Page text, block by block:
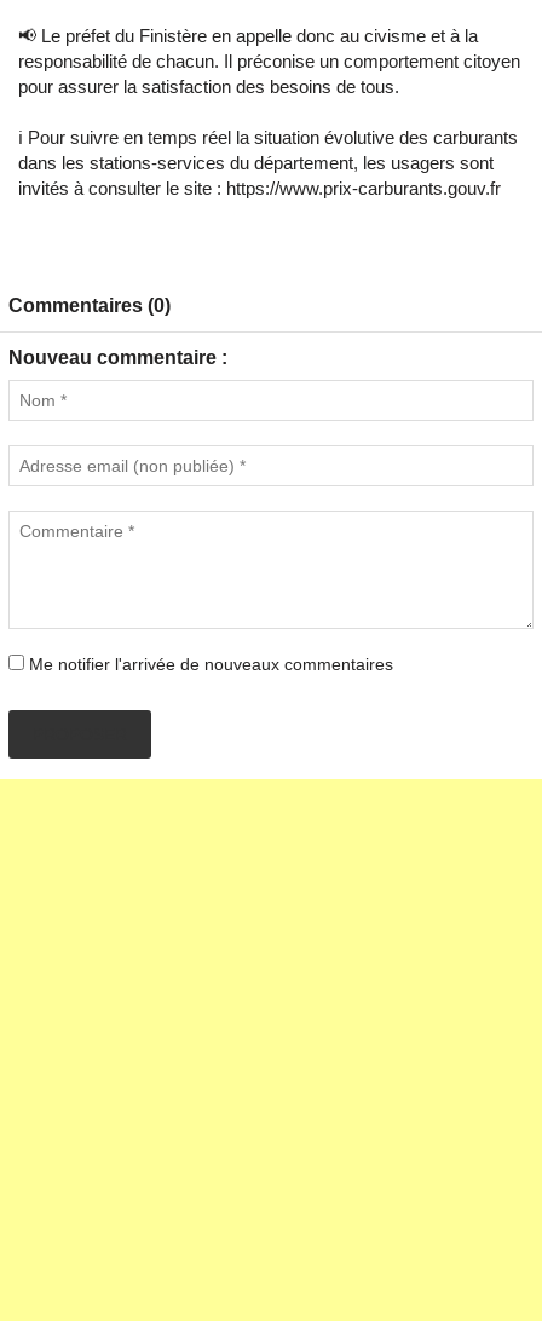
📢 Le préfet du Finistère en appelle donc au civisme et à la
responsabilité de chacun. Il préconise un comportement citoyen
pour assurer la satisfaction des besoins de tous.
ℹ️ Pour suivre en temps réel la situation évolutive des carburants
dans les stations-services du département, les usagers sont
invités à consulter le site : https://www.prix-carburants.gouv.fr
Commentaires (0)
Nouveau commentaire :
Me notifier l'arrivée de nouveaux commentaires